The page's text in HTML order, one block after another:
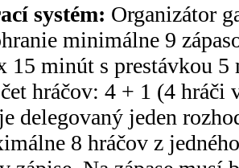
systém: Organizátor
minimálne 9
15 minút s prestávkou 5
hráčov: 4 + 1 (4 hráči
delegovaný jeden
8 hráčov z